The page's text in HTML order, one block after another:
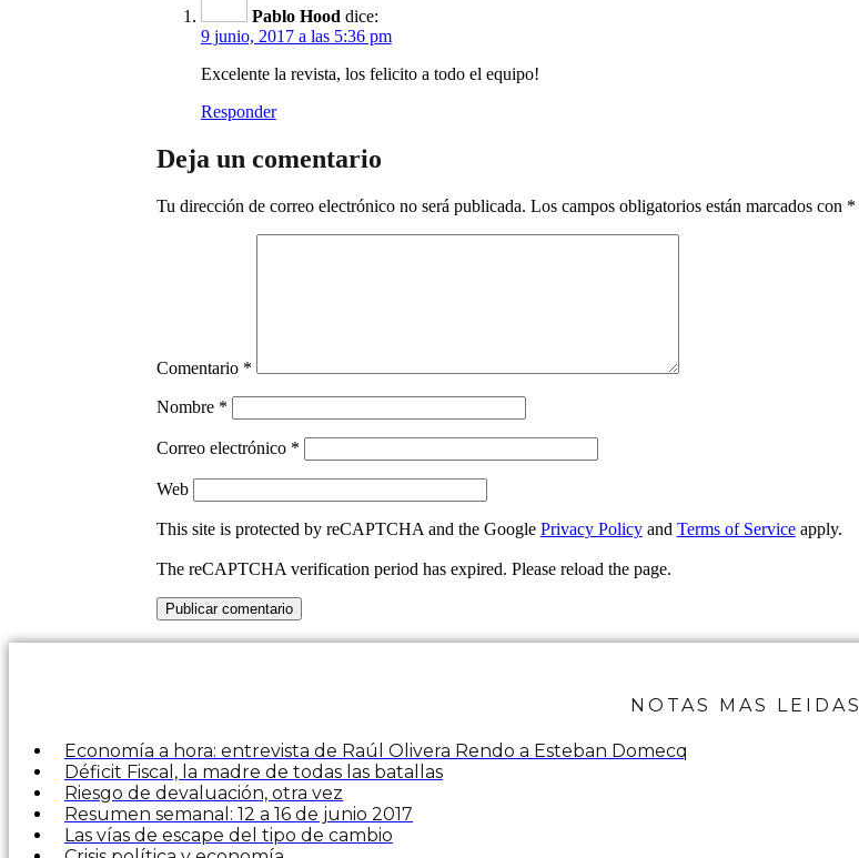
Pablo Hood dice:
9 junio, 2017 a las 5:36 pm
Excelente la revista, los felicito a todo el equipo!
Responder
Deja un comentario
Tu dirección de correo electrónico no será publicada. Los campos obligatorios están marcados con *
Comentario *
Nombre *
Correo electrónico *
Web
This site is protected by reCAPTCHA and the Google Privacy Policyand Terms of Serviceapply.
The reCAPTCHA verification period has expired. Please reload the page.
NOTAS MAS LEIDAS
Economía a hora: entrevista de Raúl Olivera Rendo a Esteban Domecq
Déficit Fiscal, la madre de todas las batallas
Riesgo de devaluación, otra vez
Resumen semanal: 12 a 16 de junio 2017
Las vías de escape del tipo de cambio